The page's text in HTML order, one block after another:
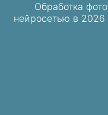
Обработка фото
нейросетью в 2026